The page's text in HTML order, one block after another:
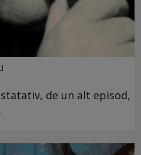
de un alt episod,